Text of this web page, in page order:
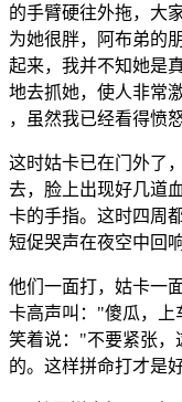
的手臂硬往外拖，大
为她很胖，阿布弟的
起来，我并不知她是
地去抓她，使人非常
，虽然我已经看得愤
这时姑卡已在门外了
去，脸上出现好几道
卡的手指。这时四周
短促哭声在夜空中回响
他们一面打，姑卡一
卡高声叫："傻瓜，上
笑着说："不要紧张，
的。这样拼命打才是